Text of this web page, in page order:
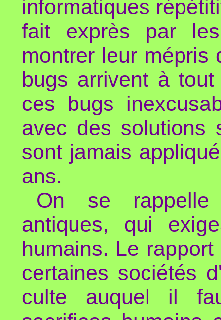
informatiques
fait exprès par
montrer leur mépris
bugs arrivent à
ces bugs
avec des solutions
sont jamais
ans.
On se rappelle
antiques, qui
humains. Le
certaines sociétés
culte auquel il